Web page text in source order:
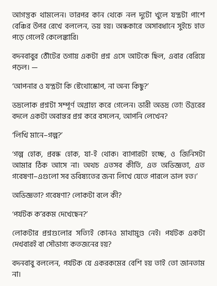
আগন্তুক থামলেন। তারপর কান থেকে নল দুটো খুলে যন্ত্রটা পাশে
বেঞ্চির উপর রেখে বললেন, ভয় হয়। অন্ধকারে অসাবধানে সুইচে হাত
পড়ে গেলেই কেলেঙ্কারি।
বদনবাবুর ঠোঁটের ডগায় একটা প্রশ্ন এসে আটকে ছিল, এবার বেরিয়ে
পড়ল। —
‘আপনার ও যন্ত্রটা কি স্টেথোস্কোপ, না অন্য কিছু?’
ভদ্রলোক প্রশ্নটা সম্পূর্ণ অগ্রাহ্য করে গেলেন। ভারী অভদ্র তো! উত্তরের
বদলে একটা অবান্তর প্রশ্ন করে বসলেন, আপনি লেখেন?
‘লিখি মানে–গল্প?’
‘গল্প হোক, প্রবন্ধ হোক, যা-ই থোক। ব্যাপারটা হচ্ছে, ও জিনিসটা
আমার ঠিক আসে না। অথচ এতসব কীর্তি, এত অভিজ্ঞতা, এত
গবেষণা–এগুলো সব ভবিষ্যতের জন্য লিখে যেতে পারলে ভাল হত।’
অভিজ্ঞতা? গবেষণা? লোকটা বলে কী?
‘পর্যটক ক’রকম দেখেছেন?’
লোকটার প্রশ্নগুলোর সত্যিই কোনও মাথামুণ্ড নেই। পর্যটক একটা
দেখবারই বা সৌভাগ্য কতজনের হয়?
বদনবাবু বললেন, পর্যটক যে একরকমের বেশি হয় তাই তো জানতাম
না।